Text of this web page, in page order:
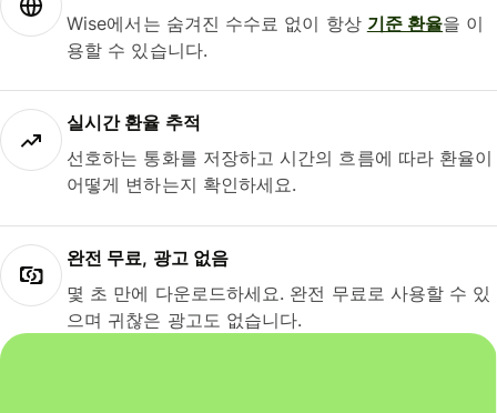
Wise에서는 숨겨진 수수료 없이 항상 기준 환율을 이
용할 수 있습니다.
실시간 환율 추적
선호하는 통화를 저장하고 시간의 흐름에 따라 환율이
어떻게 변하는지 확인하세요.
완전 무료, 광고 없음
몇 초 만에 다운로드하세요. 완전 무료로 사용할 수 있
으며 귀찮은 광고도 없습니다.